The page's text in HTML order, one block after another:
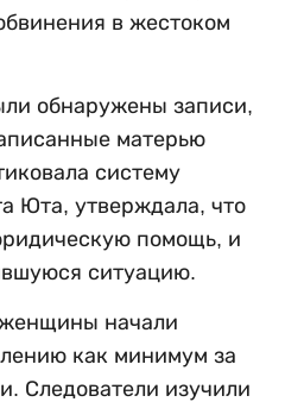
в жестоком
обнаружены записи,
матерью
систему
Юта, утверждала, что
помощь, и
ситуацию.
начали
как минимум за
Следователи изучили